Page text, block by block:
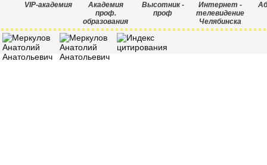
VIP-академия
Академия
проф.
образования
Высотник -
проф
Интернет -
телевидение
Челябинска